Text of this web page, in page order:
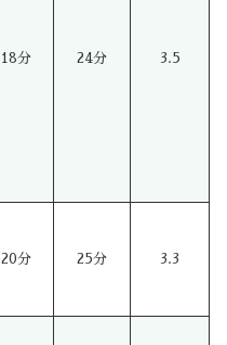
18分 24分 3.5
20分 25分 3.3